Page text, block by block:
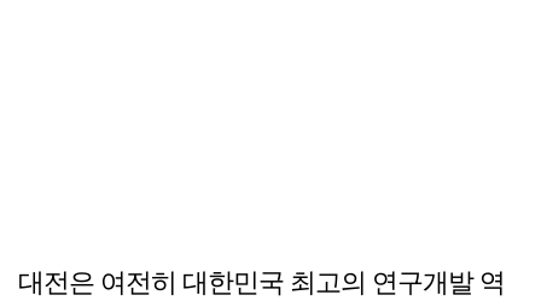
대전은 여전히 대한민국 최고의 연구개발 역